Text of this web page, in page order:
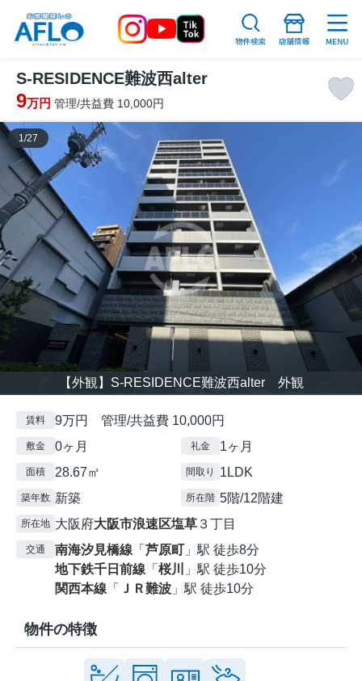
S-RESIDENCE難波西alter
9万円 管理/共益費 10,000円
【外観】S-RESIDENCE難波西alter 外観
1 /27
賃料 9万円 管理/共益費 10,000円
敷金 0ヶ月 礼金 1ヶ月
面積 28.67㎡ 間取り 1LDK
築年数 新築 所在階 5階/12階建
所在地 大阪府大阪市浪速区塩草 ３丁目
交通 南海汐見橋線 「 芦原町 」駅 徒歩8分
地下鉄千日前線 「 桜川
」駅 徒歩10分
関西本線 「 ＪＲ難波 」駅 徒歩10分
物件の特徴